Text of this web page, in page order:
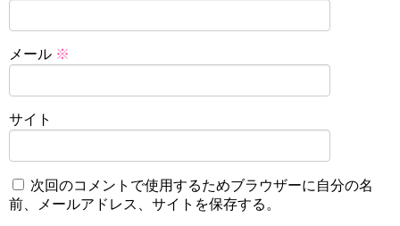
メール ※
サイト
次回のコメントで使用するためブラウザーに自分の名
前、メールアドレス、サイトを保存する。